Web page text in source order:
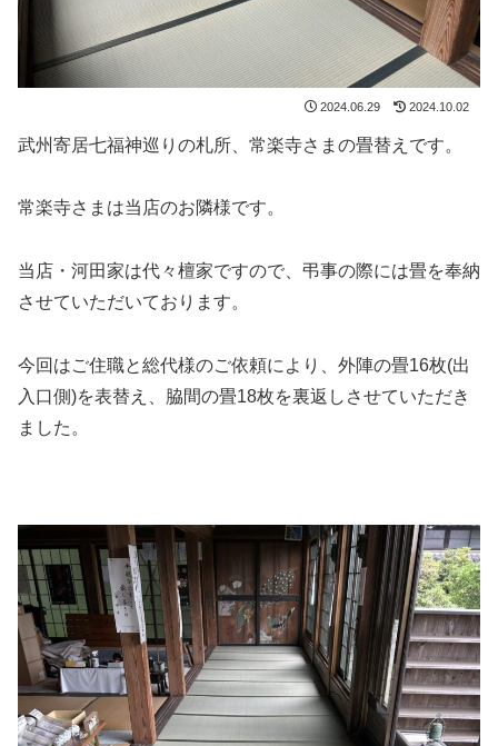
2024.06.29 2024.10.02
武州寄居七福神巡りの札所、常楽寺さまの畳替えです。
常楽寺さまは当店のお隣様です。
当店・河田家は代々檀家ですので、弔事の際には畳を奉納
させていただいております。
今回はご住職と総代様のご依頼により、外陣の畳16枚(出
入口側)を表替え、脇間の畳18枚を裏返しさせていただき
ました。